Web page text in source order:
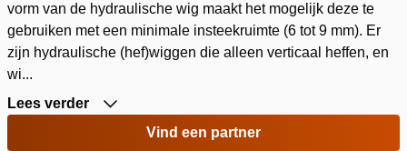
vorm van de hydraulische wig maakt het mogelijk deze te
gebruiken met een minimale insteekruimte (6 tot 9 mm). Er
zijn hydraulische (hef)wiggen die alleen verticaal heffen, en
wi...
Lees verder
Vind een partner